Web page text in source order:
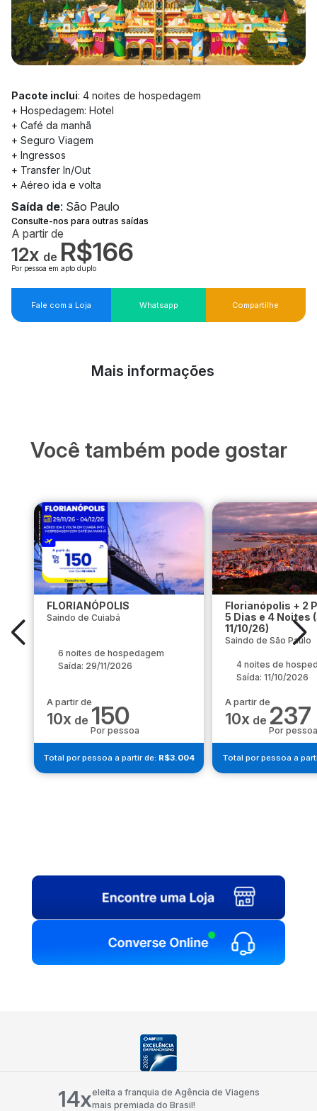
Pacote inclui: 4 noites de hospedagem
+ Hospedagem: Hotel
+ Café da manhã
+ Seguro Viagem
+ Ingressos
+ Transfer In/Out
+ Aéreo ida e volta
Saída de: São Paulo
Consulte-nos para outras saídas
A partir de
12x de R$166
Por pessoa em apto duplo
Fale com a Loja Whatsapp Compartilhe
Mais informações
Você também pode gostar
FLORIANÓPOLIS
Saindo de Cuiabá
6 noites de hospedagem
Saída: 29/11/2026
A partir de
10x de 150
Por pessoa
Total por pessoa a partir de: R$3.004
Florianópolis + 2
5 Dias e 4 Noites
11/10/26)
Saindo de São Paulo
4 noites de
Saída: 11/10/2026
A partir de
10x de 237
Por pessoa
Total por pessoa a
14xeleita a franquia de Agência de Viagens
mais premiada do Brasil!